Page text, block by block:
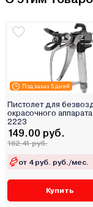
Под заказ 5 дней
Пистолет для
окрасочного
2223
149.00 руб.
162.41 руб.
от 4 руб. руб./мес.
Купить